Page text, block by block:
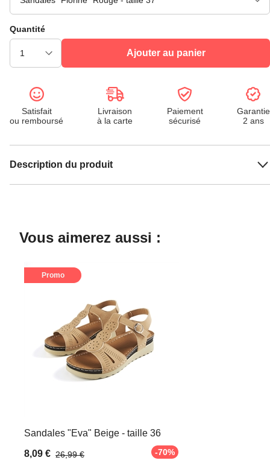
Quantité
Ajouter au panier
Satisfait
ou remboursé
Livraison
à la carte
Paiement
sécurisé
Garantie
2 ans
Description du produit
Vous aimerez aussi :
Promo
Sandales "Eva" Beige - taille 36
8,09 € 26,99 € -70%